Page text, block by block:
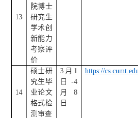
13
院博士
研究生
学术创
新能力
考察评
价
14
硕士研
究生毕
业论文
格式检
测审查
3 月 1
日 -4
月 8
日
https://